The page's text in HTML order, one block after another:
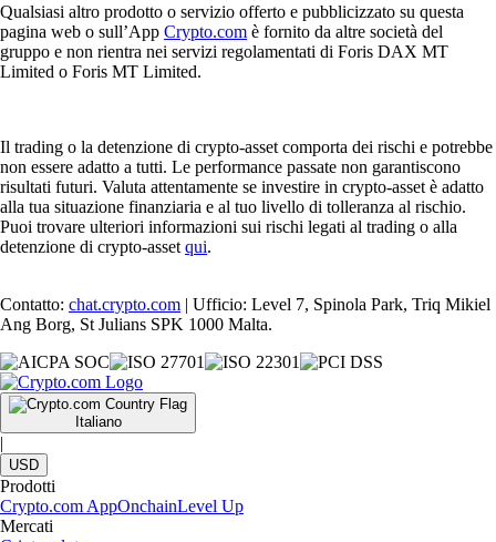
Qualsiasi altro prodotto o servizio offerto e pubblicizzato su questa
pagina web o sull’App Crypto.com è fornito da altre società del
gruppo e non rientra nei servizi regolamentati di Foris DAX MT
Limited o Foris MT Limited.
Il trading o la detenzione di crypto-asset comporta dei rischi e potrebbe
non essere adatto a tutti. Le performance passate non garantiscono
risultati futuri. Valuta attentamente se investire in crypto-asset è adatto
alla tua situazione finanziaria e al tuo livello di tolleranza al rischio.
Puoi trovare ulteriori informazioni sui rischi legati al trading o alla
detenzione di crypto-asset qui.
Contatto: chat.crypto.com | Ufficio: Level 7, Spinola Park, Triq Mikiel
Ang Borg, St Julians SPK 1000 Malta.
Italiano
|
USD
Prodotti
Crypto.com AppOnchainLevel Up
Mercati